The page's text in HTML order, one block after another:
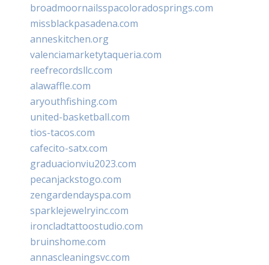
broadmoornailsspacoloradosprings.com
missblackpasadena.com
anneskitchen.org
valenciamarketytaqueria.com
reefrecordsllc.com
alawaffle.com
aryouthfishing.com
united-basketball.com
tios-tacos.com
cafecito-satx.com
graduacionviu2023.com
pecanjackstogo.com
zengardendayspa.com
sparklejewelryinc.com
ironcladtattoostudio.com
bruinshome.com
annascleaningsvc.com